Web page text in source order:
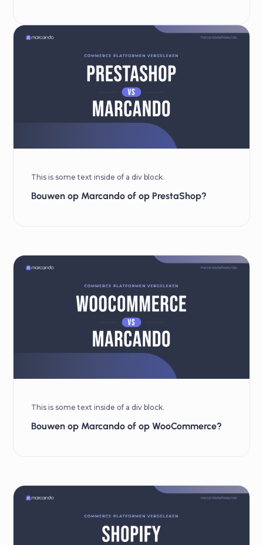
This is some text inside of a div block.
Bouwen op Marcando of op PrestaShop?
This is some text inside of a div block.
Bouwen op Marcando of op WooCommerce?